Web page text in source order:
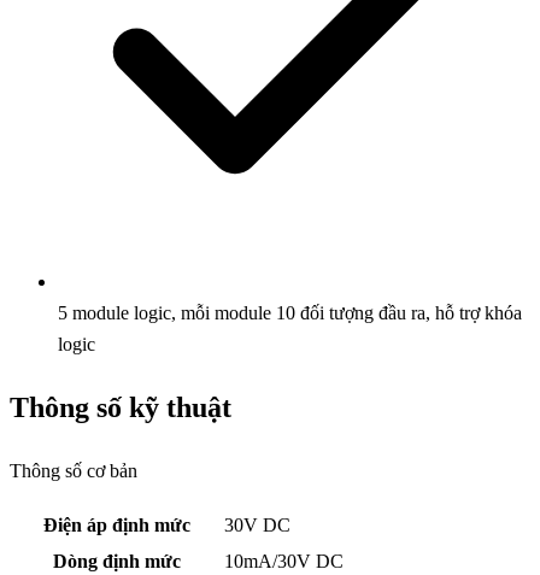
5 module logic, mỗi module 10 đối tượng đầu ra, hỗ trợ khóa
logic
Thông số kỹ thuật
Thông số cơ bản
Điện áp định mức
30V DC
Dòng định mức
10mA/30V DC